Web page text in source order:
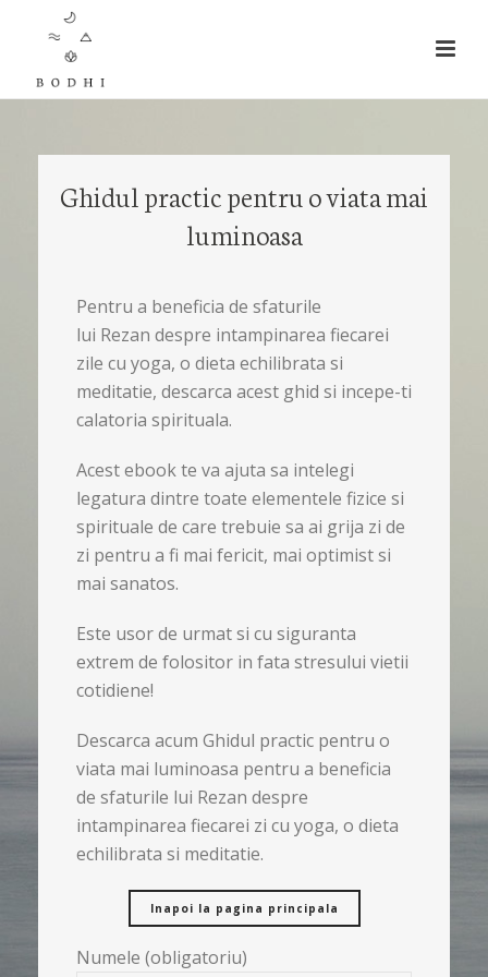
Ghidul practic pentru o viata mai
luminoasa
Pentru a beneficia de sfaturile
lui Rezan despre intampinarea fiecarei
zile cu yoga, o dieta echilibrata si
meditatie, descarca acest ghid si incepe-ti
calatoria spirituala.
Acest ebook te va ajuta sa intelegi
legatura dintre toate elementele fizice si
spirituale de care trebuie sa ai grija zi de
zi pentru a fi mai fericit, mai optimist si
mai sanatos.
Este usor de urmat si cu siguranta
extrem de folositor in fata stresului vietii
cotidiene!
Descarca acum Ghidul practic pentru o
viata mai luminoasa pentru a beneficia
de sfaturile lui Rezan despre
intampinarea fiecarei zi cu yoga, o dieta
echilibrata si meditatie.
Inapoi la pagina principala
Numele (obligatoriu)